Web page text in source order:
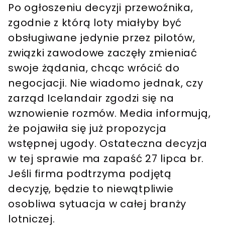
Po ogłoszeniu decyzji przewoźnika,
zgodnie z którą loty miałyby być
obsługiwane jedynie przez pilotów,
związki zawodowe zaczęły zmieniać
swoje żądania, chcąc wrócić do
negocjacji. Nie wiadomo jednak, czy
zarząd Icelandair zgodzi się na
wznowienie rozmów. Media informują,
że pojawiła się już propozycja
wstępnej ugody. Ostateczna decyzja
w tej sprawie ma zapaść 27 lipca br.
Jeśli firma podtrzyma podjętą
decyzję, będzie to niewątpliwie
osobliwa sytuacja w całej branży
lotniczej.